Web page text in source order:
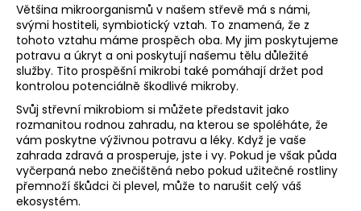
Většina mikroorganismů v našem střevě má s námi,
svými hostiteli, symbiotický vztah. To znamená, že z
tohoto vztahu máme prospěch oba. My jim poskytujeme
potravu a úkryt a oni poskytují našemu tělu důležité
služby. Tito prospěšní mikrobi také pomáhají držet pod
kontrolou potenciálně škodlivé mikroby.
Svůj střevní mikrobiom si můžete představit jako
rozmanitou rodnou zahradu, na kterou se spoléháte, že
vám poskytne výživnou potravu a léky. Když je vaše
zahrada zdravá a prosperuje, jste i vy. Pokud je však půda
vyčerpaná nebo znečištěná nebo pokud užitečné rostliny
přemnoží škůdci či plevel, může to narušit celý váš
ekosystém.
e
m
e